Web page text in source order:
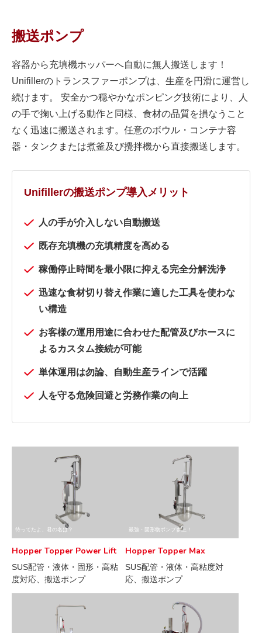
搬送ポンプ
容器から充填機ホッパーへ自動に無人搬送します！
Unifillerのトランスファーポンプは、生産を円滑に運営し
続けます。 安全かつ穏やかなポンピング技術により、人
の手で掬い上げる動作と同様、食材の品質を損なうこと
なく迅速に搬送されます。任意のボウル・コンテナ容
器・タンクまたは煮釜及び攪拌機から直接搬送します。
Unifillerの搬送ポンプ導入メリット
人の手が介入しない自動搬送
既存充填機の充填精度を高める
稼働停止時間を最小限に抑える完全分解洗浄
迅速な食材切り替え作業に適した工具を使わな
い構造
お客様の運用用途に合わせた配管及びホースに
よるカスタム接続が可能
単体運用は勿論、自動生産ラインで活躍
人を守る危険回避と労務作業の向上
待ってたよ、君の名は？
Hopper Topper Power Lift
SUS配管・液体・固形・高粘
度対応、搬送ポンプ
最強・固形物ポンプ参上！
Hopper Topper Max
SUS配管・液体・高粘度対
応、搬送ポンプ